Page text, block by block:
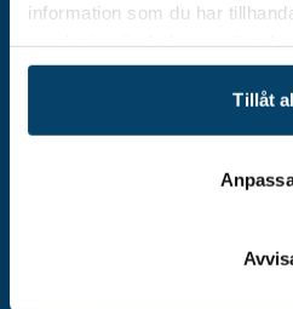
information som du har
Tillåt
Vällaregatan 30